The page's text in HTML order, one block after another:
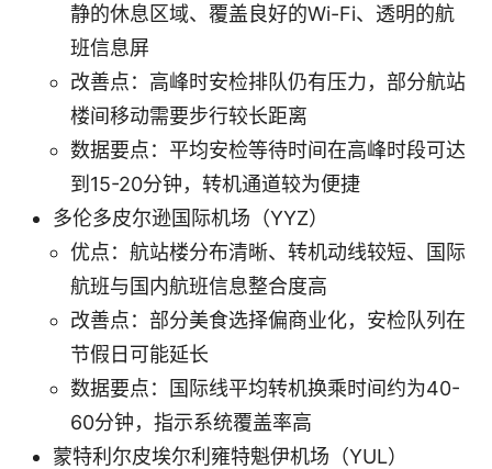
静的休息区域、覆盖良好的Wi-Fi、透明的航
班信息屏
改善点：高峰时安检排队仍有压力，部分航站
楼间移动需要步行较长距离
数据要点：平均安检等待时间在高峰时段可达
到15-20分钟，转机通道较为便捷
多伦多皮尔逊国际机场（YYZ）
优点：航站楼分布清晰、转机动线较短、国际
航班与国内航班信息整合度高
改善点：部分美食选择偏商业化，安检队列在
节假日可能延长
数据要点：国际线平均转机换乘时间约为40-
60分钟，指示系统覆盖率高
蒙特利尔皮埃尔利雍特魁伊机场（YUL）